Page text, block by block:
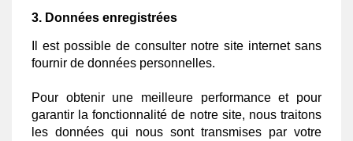
3. Données enregistrées
Il est possible de consulter notre site internet sans
fournir de données personnelles.
Pour obtenir une meilleure performance et pour
garantir la fonctionnalité de notre site, nous traitons
les données qui nous sont transmises par votre